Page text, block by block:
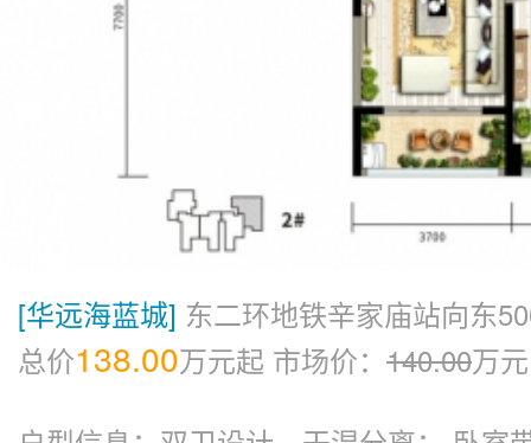
[华远海蓝城] 东二环地铁辛家庙站向东
总价138.00万元起 市场价： 140.00万元